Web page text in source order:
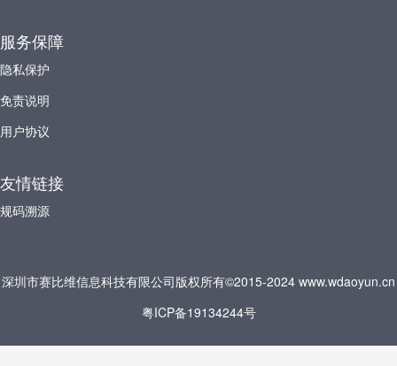
服务保障
隐私保护
免责说明
用户协议
友情链接
规码溯源
深圳市赛比维信息科技有限公司版权所有©2015-2024 www.wdaoyun.cn
粤ICP备19134244号